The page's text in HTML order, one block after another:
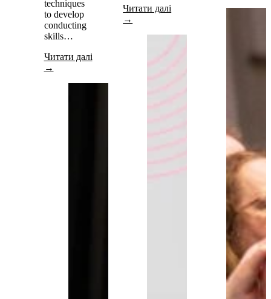
techniques
to develop
conducting
skills…
Читати далі
→
Читати далі
→